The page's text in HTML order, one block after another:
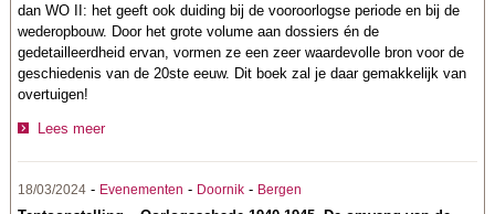
dan WO II: het geeft ook duiding bij de vooroorlogse periode en bij de
wederopbouw. Door het grote volume aan dossiers én de
gedetailleerdheid ervan, vormen ze een zeer waardevolle bron voor de
geschiedenis van de 20ste eeuw. Dit boek zal je daar gemakkelijk van
overtuigen!
Lees meer
18/03/2024 - Evenementen - Doornik - Bergen